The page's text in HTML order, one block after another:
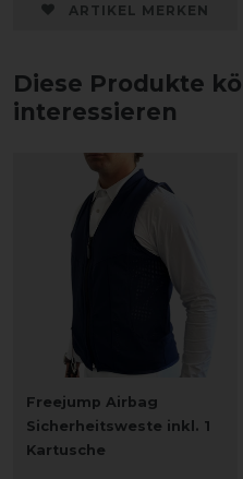
ARTIKEL MERKEN
Diese Produkte
interessieren
Freejump Airbag
Sicherheitsweste inkl. 1
Kartusche